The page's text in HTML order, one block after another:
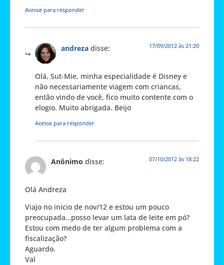
Acesse para responder
andreza disse: 17/09/2012 às 21:20
Olá, Sut-Mie, minha especialidade é Disney e
não necessariamente viagem com criancas,
então vindo de você, fico muito contente com o
elogio. Muito abrigada. Beijo
Acesse para responder
Anônimo disse: 07/10/2012 às 18:22
Olá Andreza
Viajo no inicio de nov/12 e estou um pouco
preocupada…posso levar um lata de leite em pó?
Estou com medo de ter algum problema com a
fiscalização?
Aguardo.
Val